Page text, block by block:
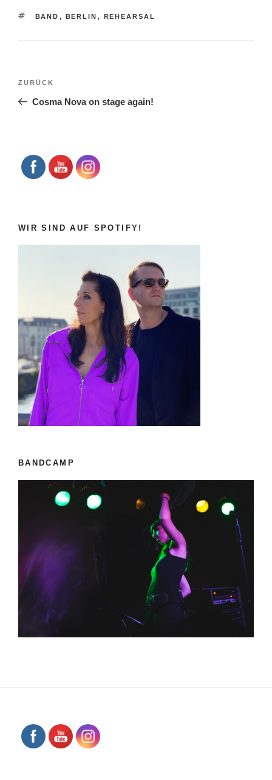
SCHLAGWÖRTER
BAND , BERLIN , REHEARSAL
Beitragsnavigation
Vorheriger
Beitrag
ZURÜCK
Cosma Nova on stage again!
WIR SIND AUF SPOTIFY!
BANDCAMP